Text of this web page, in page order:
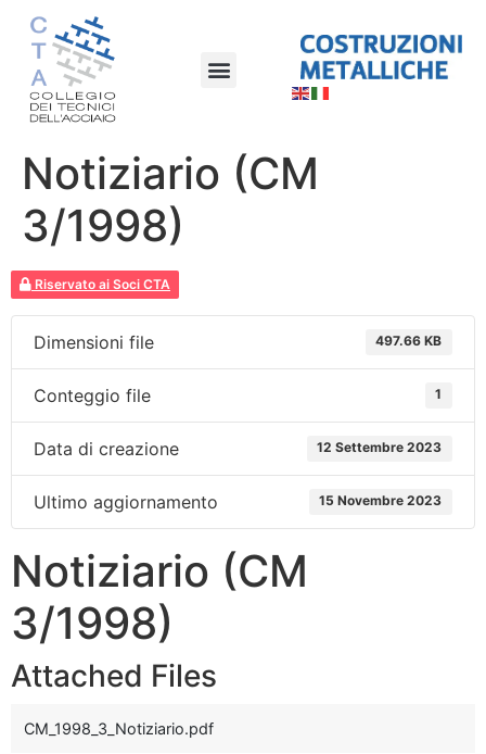
Notiziario (CM
3/1998)
Riservato ai Soci CTA
Dimensioni file 497.66 KB
Conteggio file 1
Data di creazione 12 Settembre 2023
Ultimo aggiornamento 15 Novembre 2023
Notiziario (CM
3/1998)
Attached Files
CM_1998_3_Notiziario.pdf